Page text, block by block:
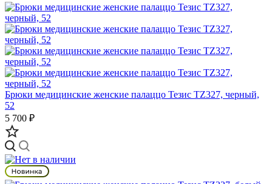
Брюки медицинские женские палаццо Тезис TZ327, черный,
52
5 700 ₽